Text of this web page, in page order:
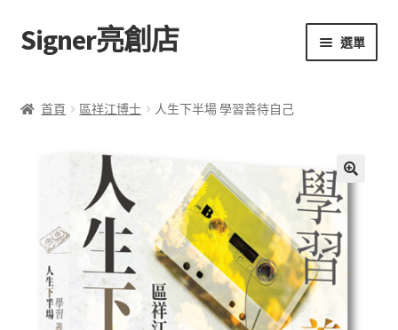
跳
至
覽
跳
至
要
Signer亮創店 選單
學校選書（小學）
學校選書（中學）
「此時此地 看見亮光」2025特展
網上書店
首頁 區祥江博士 人生下半場 學習善待自己